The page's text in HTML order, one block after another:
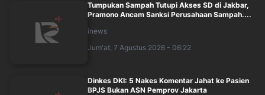
Tumpukan Sampah Tutupi Akses SD di Jakbar,
Pramono Ancam Sanksi Perusahaan Sampah....
inews
Jum'at, 7 Agustus 2026 - 06:22
Dinkes DKI: 5 Nakes Komentar Jahat ke Pasien
BPJS Bukan ASN Pemprov Jakarta